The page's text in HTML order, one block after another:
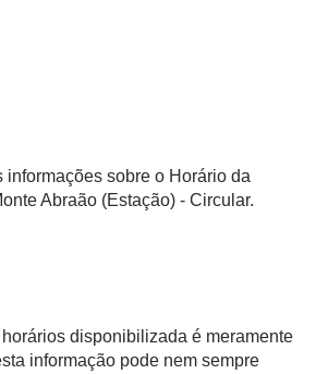
informações sobre o Horário da
Abraão (Estação) - Circular.
disponibilizada é meramente
informação pode nem sempre